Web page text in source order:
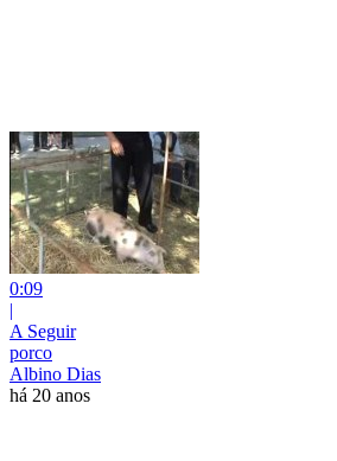
0:09
|
A Seguir
porco
Albino Dias
há 20 anos